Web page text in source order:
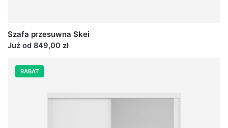
Szafa przesuwna Skei
Już od 849,00 zł
RABAT